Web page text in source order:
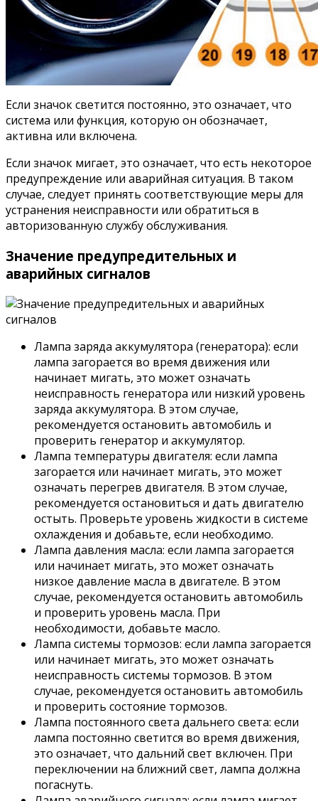
Если значок светится постоянно, это означает, что
система или функция, которую он обозначает,
активна или включена.
Если значок мигает, это означает, что есть некоторое
предупреждение или аварийная ситуация. В таком
случае, следует принять соответствующие меры для
устранения неисправности или обратиться в
авторизованную службу обслуживания.
Значение предупредительных и
аварийных сигналов
Лампа заряда аккумулятора (генератора): если
лампа загорается во время движения или
начинает мигать, это может означать
неисправность генератора или низкий уровень
заряда аккумулятора. В этом случае,
рекомендуется остановить автомобиль и
проверить генератор и аккумулятор.
Лампа температуры двигателя: если лампа
загорается или начинает мигать, это может
означать перегрев двигателя. В этом случае,
рекомендуется остановиться и дать двигателю
остыть. Проверьте уровень жидкости в системе
охлаждения и добавьте, если необходимо.
Лампа давления масла: если лампа загорается
или начинает мигать, это может означать
низкое давление масла в двигателе. В этом
случае, рекомендуется остановить автомобиль
и проверить уровень масла. При
необходимости, добавьте масло.
Лампа системы тормозов: если лампа загорается
или начинает мигать, это может означать
неисправность системы тормозов. В этом
случае, рекомендуется остановить автомобиль
и проверить состояние тормозов.
Лампа постоянного света дальнего света: если
лампа постоянно светится во время движения,
это означает, что дальний свет включен. При
переключении на ближний свет, лампа должна
погаснуть.